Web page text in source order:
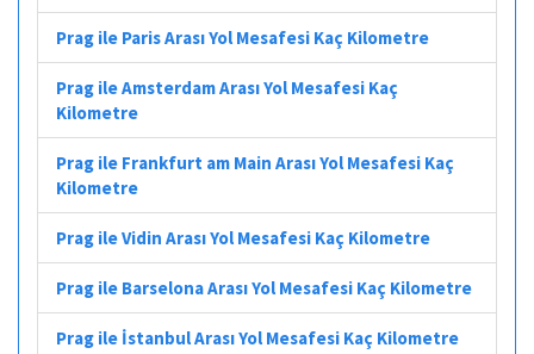
Prag ile Paris Arası Yol Mesafesi Kaç Kilometre
Prag ile Amsterdam Arası Yol Mesafesi Kaç
Kilometre
Prag ile Frankfurt am Main Arası Yol Mesafesi Kaç
Kilometre
Prag ile Vidin Arası Yol Mesafesi Kaç Kilometre
Prag ile Barselona Arası Yol Mesafesi Kaç Kilometre
Prag ile İstanbul Arası Yol Mesafesi Kaç Kilometre